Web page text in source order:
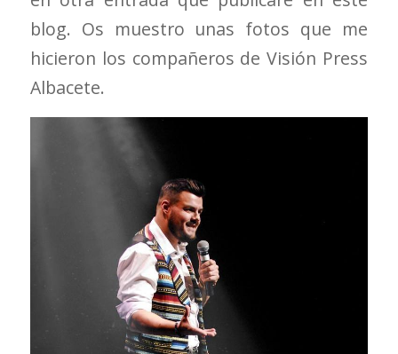
blog. Os muestro unas fotos que me
hicieron los compañeros de Visión Press
Albacete.